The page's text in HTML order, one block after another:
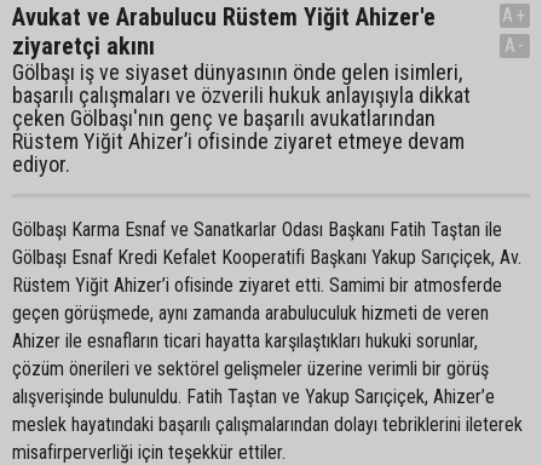
Avukat ve Arabulucu Rüstem Yiğit Ahizer'e
ziyaretçi akını
Gölbaşı iş ve siyaset dünyasının önde gelen isimleri,
başarılı çalışmaları ve özverili hukuk anlayışıyla dikkat
çeken Gölbaşı'nın genç ve başarılı avukatlarından
Rüstem Yiğit Ahizer’i ofisinde ziyaret etmeye devam
ediyor.
A+
A-
Gölbaşı Karma Esnaf ve Sanatkarlar Odası Başkanı Fatih Taştan ile
Gölbaşı Esnaf Kredi Kefalet Kooperatifi Başkanı Yakup Sarıçiçek, Av.
Rüstem Yiğit Ahizer’i ofisinde ziyaret etti. Samimi bir atmosferde
geçen görüşmede, aynı zamanda arabuluculuk hizmeti de veren
Ahizer ile esnafların ticari hayatta karşılaştıkları hukuki sorunlar,
çözüm önerileri ve sektörel gelişmeler üzerine verimli bir görüş
alışverişinde bulunuldu. Fatih Taştan ve Yakup Sarıçiçek, Ahizer’e
meslek hayatındaki başarılı çalışmalarından dolayı tebriklerini ileterek
misafirperverliği için teşekkür ettiler.